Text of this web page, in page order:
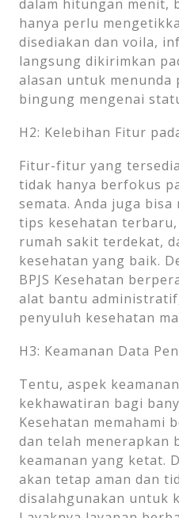
dalam hitungan menit,
hanya perlu
disediakan dan voila,
langsung dikirimkan
alasan untuk menunda
bingung mengenai
H2: Kelebihan Fitur
Fitur-fitur yang tersedia
tidak hanya berfokus
semata. Anda juga
tips kesehatan
rumah sakit terdekat,
kesehatan yang baik.
BPJS Kesehatan
alat bantu
penyuluh kesehatan
H3: Keamanan Data
Tentu, aspek
kekhawatiran bagi
Kesehatan memahami
dan telah menerapkan
keamanan yang ketat.
akan tetap aman dan
disalahgunakan untuk